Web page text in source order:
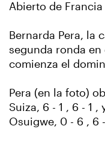
Abierto de
Bernarda Pera, la
segunda ronda
comienza el
Pera (en la foto)
Suiza, 6 - 1 , 6 - 1
Osuigwe, 0 - 6 , 6